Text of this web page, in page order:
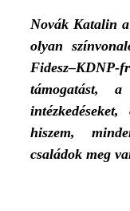
Novák Katalin
olyan
Fidesz–KDNP-
támogatást,
hiszem,
családok meg